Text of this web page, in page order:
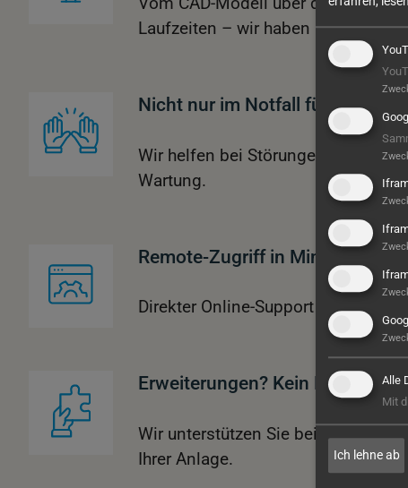
Laufzeiten – wir haben alles im
Nicht nur im Notfall für Sie da
Wir helfen bei Störungen genauso
Wartung.
Remote-Zugriff in Minuten
Direkter Online-Support für schnelle
Erweiterungen? Kein Problem!
Wir unterstützen Sie bei der
Ihrer Anlage.
Alle
Mit
Ich lehne ab